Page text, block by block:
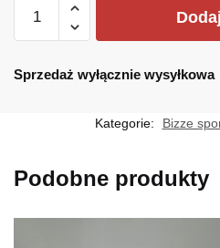
BF-
B
Sprzedaż wyłącznie wysyłkowa
Kategorie: Bizze
Podobne produkty